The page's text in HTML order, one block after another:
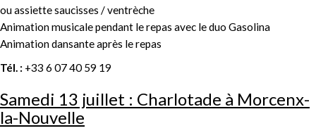
ou assiette saucisses / ventrèche
Animation musicale pendant le repas avec le duo Gasolina
Animation dansante après le repas
Tél. : +33 6 07 40 59 19
Samedi 13 juillet : Charlotade à Morcenx-
la-Nouvelle